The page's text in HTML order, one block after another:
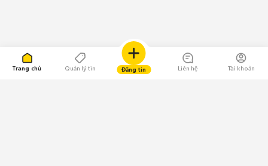
Trang chủ Quản lý tin Đăng tin Liên hệ Tài khoản